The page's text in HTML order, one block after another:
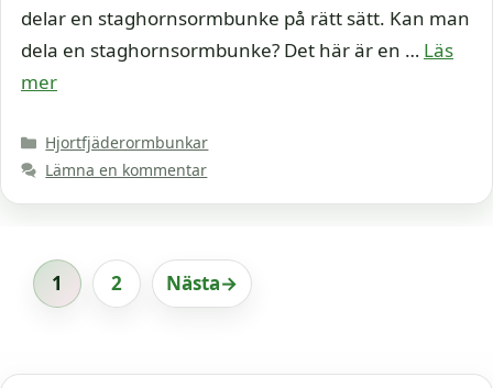
delar en staghornsormbunke på rätt sätt. Kan man
dela en staghornsormbunke? Det här är en … Läs
mer
Kategorier
Hjortfjäderormbunkar
Lämna en kommentar
Sida
1 Sida
2 Nästa→